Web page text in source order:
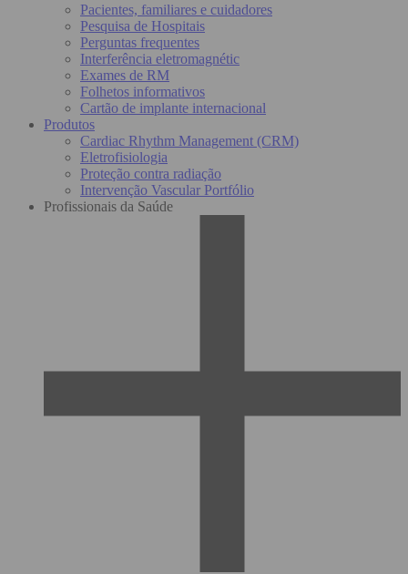
Pacientes, familiares e cuidadores
Pesquisa de Hospitais
Perguntas frequentes
Interferência eletromagnétic
Exames de RM
Folhetos informativos
Cartão de implante internacional
Produtos
Cardiac Rhythm Management (CRM)
Eletrofisiologia
Proteção contra radiação
Intervenção Vascular Portfólio
Profissionais da Saúde